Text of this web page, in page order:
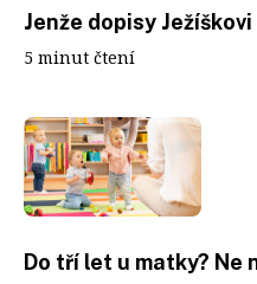
Jenže dopisy
5 minut čtení
Do tří let u matky? Ne